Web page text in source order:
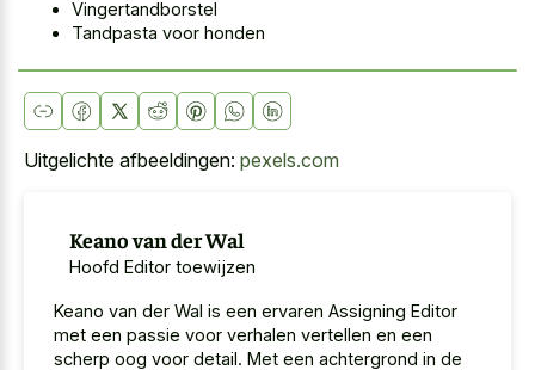
Vingertandborstel
Tandpasta voor honden
Uitgelichte afbeeldingen: pexels.com
Keano van der Wal
Hoofd Editor toewijzen
Keano van der Wal is een ervaren Assigning Editor
met een passie voor verhalen vertellen en een
scherp oog voor detail. Met een achtergrond in de